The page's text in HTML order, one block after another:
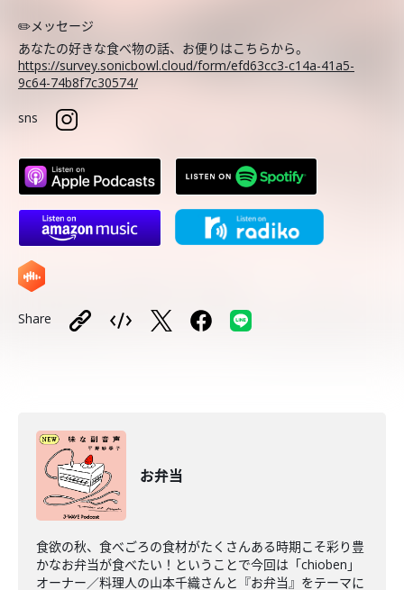
✏️メッセージ
あなたの好きな食べ物の話、お便りはこちらから。
https://survey.sonicbowl.cloud/form/efd63cc3-c14a-41a5-
9c64-74b8f7c30574/
sns
Share
お弁当
食欲の秋、食べごろの食材がたくさんある時期こそ彩り豊
かなお弁当が食べたい！ということで今回は「chioben」
オーナー／料理人の山本千織さんと『お弁当』をテーマに